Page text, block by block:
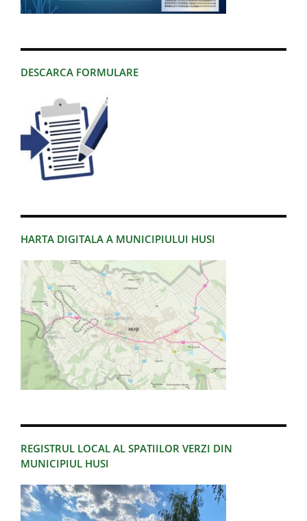
DESCARCA FORMULARE
HARTA DIGITALA A MUNICIPIULUI HUSI
REGISTRUL LOCAL AL SPATIILOR VERZI DIN
MUNICIPIUL HUSI